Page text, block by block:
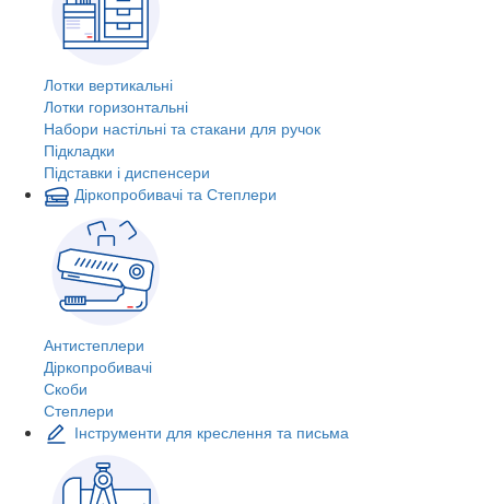
Лотки вертикальні
Лотки горизонтальні
Набори настільні та стакани для ручок
Підкладки
Підставки і диспенсери
Діркопробивачі та Степлери
Антистеплери
Діркопробивачі
Скоби
Степлери
Інструменти для креслення та письма